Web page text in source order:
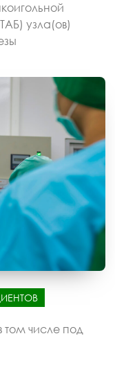
узла(ов)
том числе под